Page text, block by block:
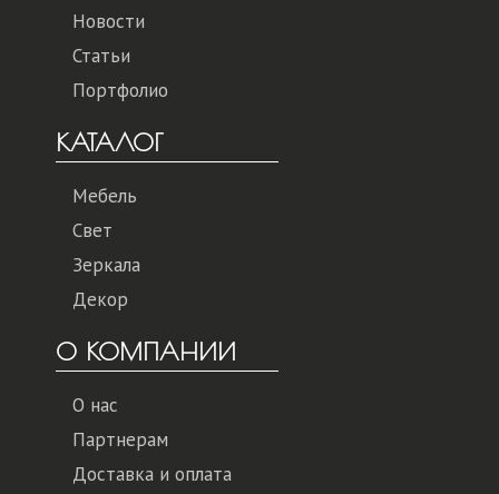
Новости
Статьи
Портфолио
КАТАЛОГ
Мебель
Свет
Зеркала
Декор
О КОМПАНИИ
О нас
Партнерам
Доставка и оплата